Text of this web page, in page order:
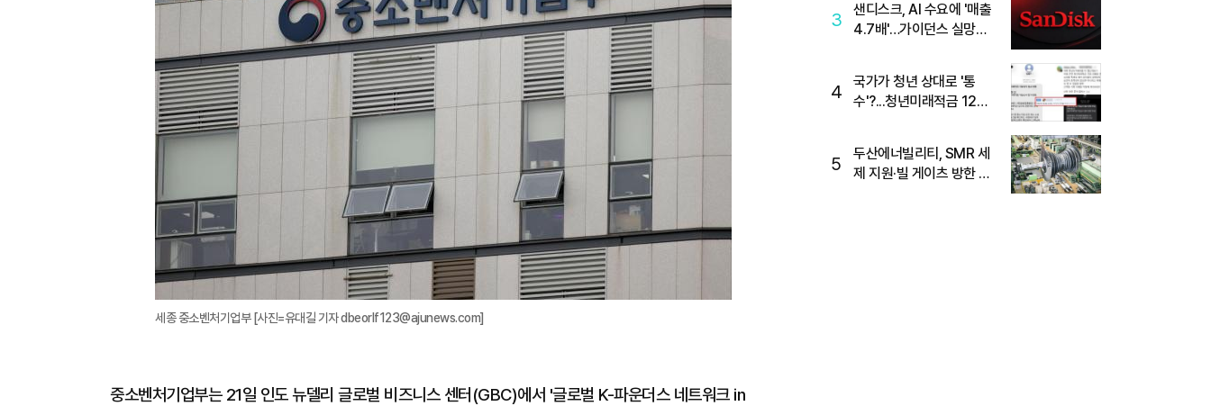
확
세종 중소벤처기업부 [사진=유대길 기자 dbeorlf123@ajunews.com]
중소벤처기업부는 21일 인도 뉴델리 글로벌 비즈니스 센터(GBC)에서 '글로벌 K-파운더스 네트워크 in
3
샌디스크, AI 수요에 '매출
4.7배'…가이던스 실망에
4
국가가 청년 상대로 '통
수'?...청년미래적금 12%
5
두산에너빌리티, SMR 세
제 지원·빌 게이츠 방한 기